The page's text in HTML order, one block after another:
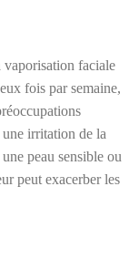
vaporisation faciale
fois par semaine,
irritation de la
peau sensible ou
peut exacerber les